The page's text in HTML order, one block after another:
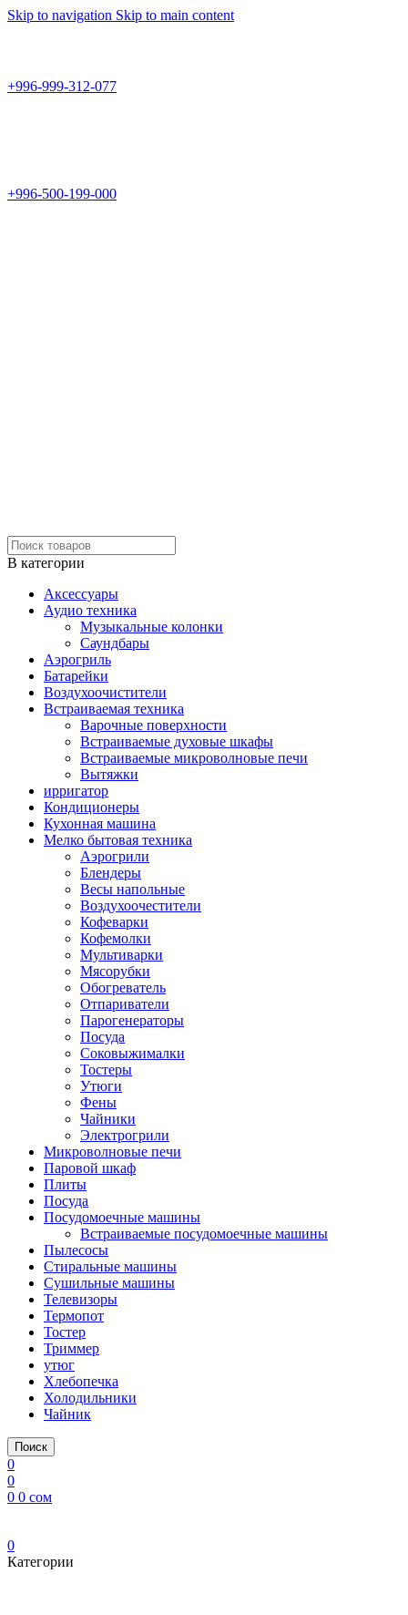
Skip to navigation Skip to main content
+996-999-312-077
+996-500-199-000
В категории
Аксессуары
Аудио техника
Музыкальные колонки
Саундбары
Аэрогриль
Батарейки
Воздухоочистители
Встраиваемая техника
Варочные поверхности
Встраиваемые духовые шкафы
Встраиваемые микроволновые печи
Вытяжки
ирригатор
Кондиционеры
Кухонная машина
Мелко бытовая техника
Аэрогрили
Блендеры
Весы напольные
Воздухоочестители
Кофеварки
Кофемолки
Мультиварки
Мясорубки
Обогреватель
Отпариватели
Парогенераторы
Посуда
Соковыжималки
Тостеры
Утюги
Фены
Чайники
Электрогрили
Микроволновые печи
Паровой шкаф
Плиты
Посуда
Посудомоечные машины
Встраиваемые посудомоечные машины
Пылесосы
Стиральные машины
Сушильные машины
Телевизоры
Термопот
Тостер
Триммер
утюг
Хлебопечка
Холодильники
Чайник
Поиск
0
0
0 0 сом
0
Категории